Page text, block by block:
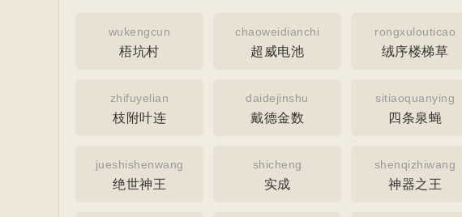
wukengcun
梧坑村
chaoweidianchi
超威电池
rongxulouticao
绒序楼梯草
zhifuyelian
枝附叶连
daidejinshu
戴德金数
sitiaoquanying
四条泉蝇
jueshishenwang
绝世神王
shicheng
实成
shenqizhiwang
神器之王